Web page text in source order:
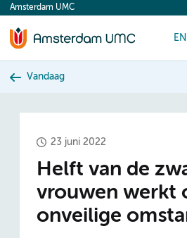
content
Amsterdam UMC
EN
Vandaag
23 juni 2022
Helft van de
vrouwen werkt
onveilige